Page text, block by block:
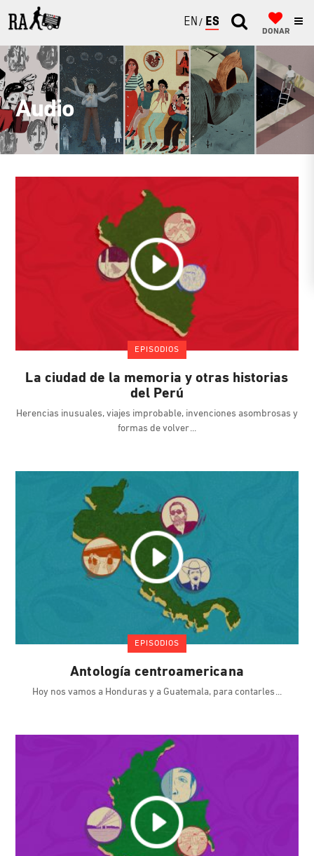
ENGLISH
ESPAÑOL
DONAR
Audio
EPISODIOS
La ciudad de la memoria y otras historias
del Perú
Herencias inusuales, viajes improbable, invenciones asombrosas y
formas de volver
EPISODIOS
Antología centroamericana
Hoy nos vamos a Honduras y a Guatemala, para contarles